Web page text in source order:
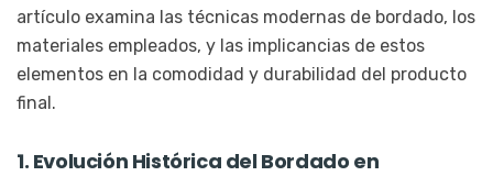
artículo examina las técnicas modernas de bordado, los
materiales empleados, y las implicancias de estos
elementos en la comodidad y durabilidad del producto
final.
1. Evolución Histórica del Bordado en